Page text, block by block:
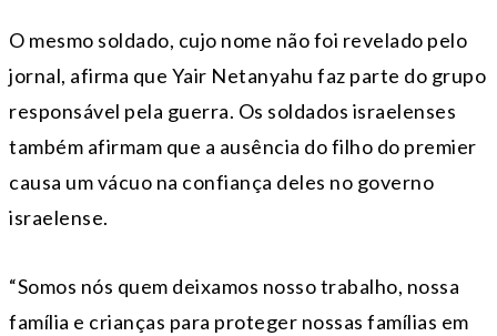
O mesmo soldado, cujo nome não foi revelado pelo
jornal, afirma que Yair Netanyahu faz parte do grupo
responsável pela guerra. Os soldados israelenses
também afirmam que a ausência do filho do premier
causa um vácuo na confiança deles no governo
israelense.
“Somos nós quem deixamos nosso trabalho, nossa
família e crianças para proteger nossas famílias em